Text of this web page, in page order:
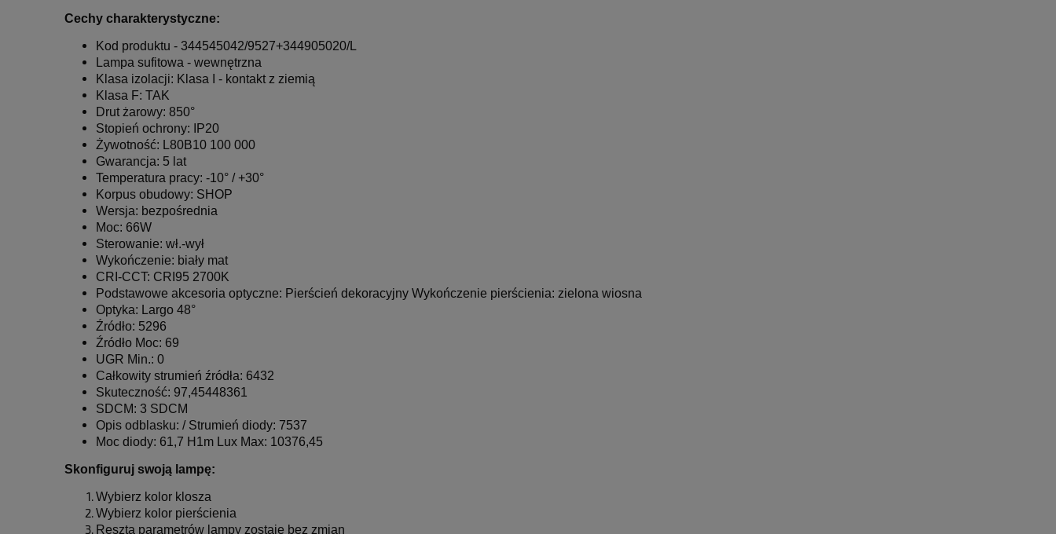
Cechy charakterystyczne:
Kod produktu - 344545042/9527+344905020/L
Lampa sufitowa - wewnętrzna
Klasa izolacji: Klasa I - kontakt z ziemią
Klasa F: TAK
Drut żarowy: 850°
Stopień ochrony: IP20
Żywotność: L80B10 100 000
Gwarancja: 5 lat
Temperatura pracy: -10° / +30°
Korpus obudowy: SHOP
Wersja: bezpośrednia
Moc: 66W
Sterowanie: wł.-wył
Wykończenie: biały mat
CRI-CCT: CRI95 2700K
Podstawowe akcesoria optyczne: Pierścień dekoracyjny Wykończenie pierścienia: zielona wiosna
Optyka: Largo 48°
Źródło: 5296
Źródło Moc: 69
UGR Min.: 0
Całkowity strumień źródła: 6432
Skuteczność: 97,45448361
SDCM: 3 SDCM
Opis odblasku: / Strumień diody: 7537
Moc diody: 61,7 H1m Lux Max: 10376,45
Skonfiguruj swoją lampę:
Wybierz kolor klosza
Wybierz kolor pierścienia
Reszta parametrów lampy zostaje bez zmian